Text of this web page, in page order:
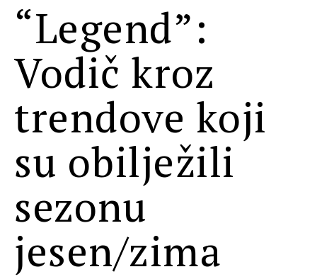
“Legend”:
Vodič kroz
trendove koji
su obilježili
sezonu
jesen/zima